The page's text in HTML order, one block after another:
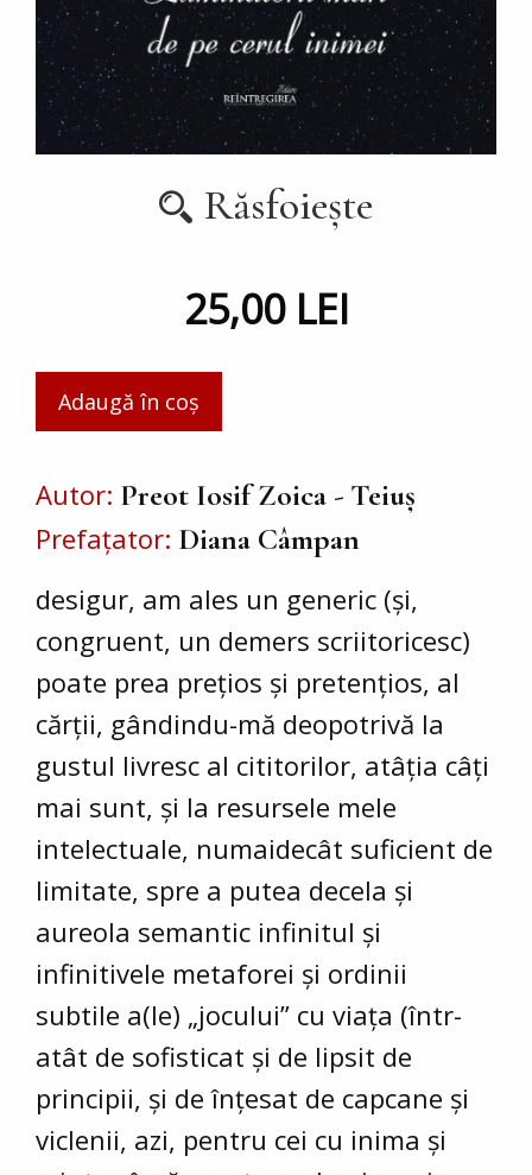
Răsfoiește
25,00 LEI
Autor Preot Iosif Zoica - Teiuș
Prefațator Diana Câmpan
desigur, am ales un generic (și,
congruent, un demers scriitoricesc)
poate prea prețios și pretențios, al
cărții, gândindu-mă deopotrivă la
gustul livresc al cititorilor, atâția câți
mai sunt, și la resursele mele
intelectuale, numaidecât suficient de
limitate, spre a putea decela și
aureola semantic infinitul și
infinitivele metaforei și ordinii
subtile a(le) „jocului” cu viața (într-
atât de sofisticat și de lipsit de
principii, și de înțesat de capcane și
viclenii, azi, pentru cei cu inima și